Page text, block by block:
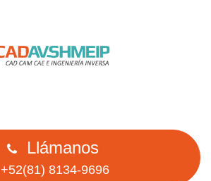
Llámanos
+52(81) 8134-9696